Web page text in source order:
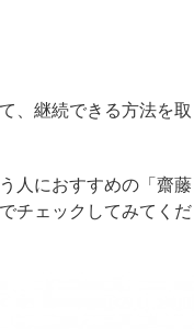
、継続できる方法を取
人におすすめの「齋藤
チェックしてみてくだ